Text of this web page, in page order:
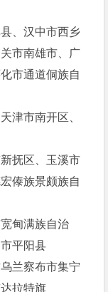
、汉中市西乡
市南雄市、广
市通道侗族自
津市南开区、
抚区、玉溪市
傣族景颇族自
甸满族自治
平阳县
兰察布市集宁
拉特旗